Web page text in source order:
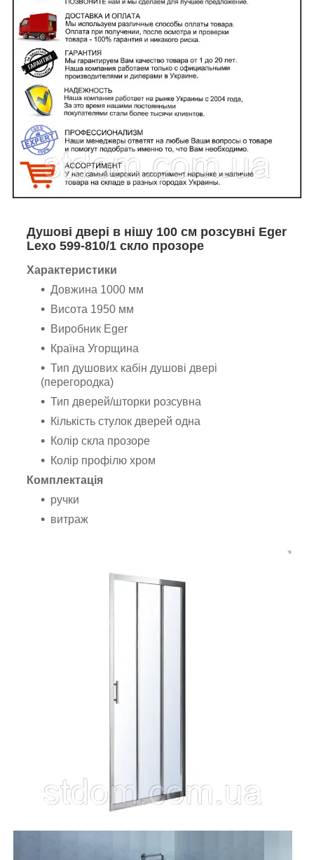
Душові двері в нішу 100 см розсувні Eger
Lexo 599-810/1 скло прозоре
Характеристики
Довжина 1000 мм
Висота 1950 мм
Виробник Eger
Країна Угорщина
Тип душових кабін душові двері
(перегородка)
Тип дверей/шторки розсувна
Кількість стулок дверей одна
Колір скла прозоре
Колір профілю хром
Комплектація
ручки
витраж